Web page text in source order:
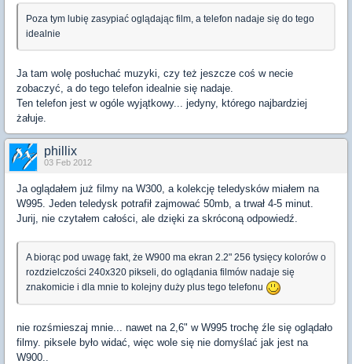
Poza tym lubię zasypiać oglądając film, a telefon nadaje się do tego
idealnie
Ja tam wolę posłuchać muzyki, czy też jeszcze coś w necie
zobaczyć, a do tego telefon idealnie się nadaje.
Ten telefon jest w ogóle wyjątkowy... jedyny, którego najbardziej
żałuje.
phillix
03 Feb 2012
Ja oglądałem już filmy na W300, a kolekcję teledysków miałem na
W995. Jeden teledysk potrafił zajmować 50mb, a trwał 4-5 minut.
Jurij, nie czytałem całości, ale dzięki za skróconą odpowiedź.
A biorąc pod uwagę fakt, że W900 ma ekran 2.2" 256 tysięcy kolorów o
rozdzielczości 240x320 pikseli, do oglądania filmów nadaje się
znakomicie i dla mnie to kolejny duży plus tego telefonu
nie rozśmieszaj mnie... nawet na 2,6" w W995 trochę źle się oglądało
filmy. piksele było widać, więc wole się nie domyślać jak jest na
W900..